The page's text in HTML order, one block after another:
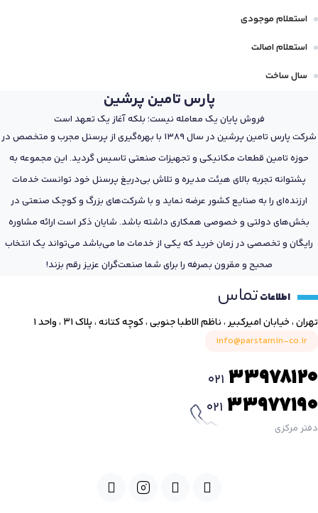
استعلام موجودی
استعلام اصالت
سال ساخت
پارس تامین پرشین
فروش پایان یک معامله نیست؛ بلکه آغاز یک تعهد است
شرکت پارس تامین پرشین در سال 1389 با بهره‌گیری از پرسنل مجرب و متخصص در
حوزه تامین قطعات مکانیکی و تجهیزات صنعتی تاسیس گردید. این مجموعه به
پشتوانه تجربه بالای هیئت مدیره و تلاش بی‌دریغ پرسنل خود توانست خدمات
ارزنده‌ای را به صنایع کشور عرضه نماید و با شرکت‌های بزرگ و کوچک صنعتی در
بخش‌های دولتی و خصوصی همکاری داشته باشد. شایان ذکر است ارائه مشاوره
رایگان و تخصصی در زمان خرید که یکی از خدمات ما می‌باشد می‌تواند یک انتخاب
صحیح و مقرون بصرفه را برای شما صنعت‌گران عزیز رقم بزند!
اطلاعاتتماس
تهران ، خیابان امیرکبیر ، ناظم الاطبا جنوبی ، کوچه کتانه ، پلاک ۳۱ ، واحد ۱
info@parstamin-co.ir
021 33978120
021 33977190
دفتر مرکزی